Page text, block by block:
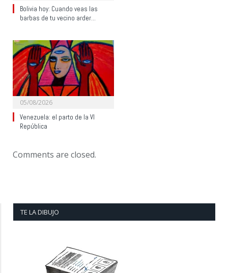
Bolivia hoy: Cuando veas las
barbas de tu vecino arder…
05/08/2026
Venezuela: el parto de la VI
República
Comments are closed.
TE LA DIBUJO